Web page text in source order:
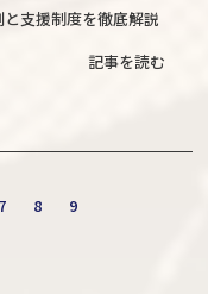
支援制度を徹底解説
記事を読む
7 8 9